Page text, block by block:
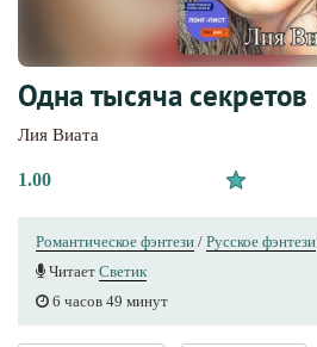
Одна тысяча секретов
Лия Виата
1.00
Романтическое фэнтези / Русское фэнтези
Читает Светик
6 часов 49 минут